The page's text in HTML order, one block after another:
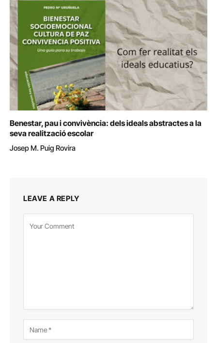
Benestar, pau i convivència: dels ideals abstractes a la
seva realització escolar
Josep M. Puig Rovira
LEAVE A REPLY